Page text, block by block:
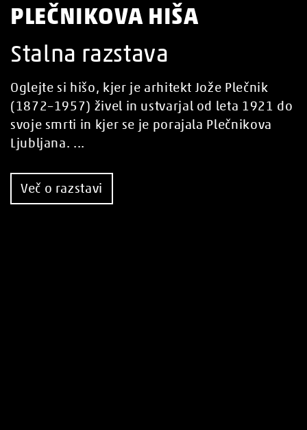
PLEČNIKOVA HIŠA
Stalna razstava
Oglejte si hišo, kjer je arhitekt Jože Plečnik
(1872–1957) živel in ustvarjal od leta 1921 do
svoje smrti in kjer se je porajala Plečnikova
Ljubljana. ...
Več o razstavi